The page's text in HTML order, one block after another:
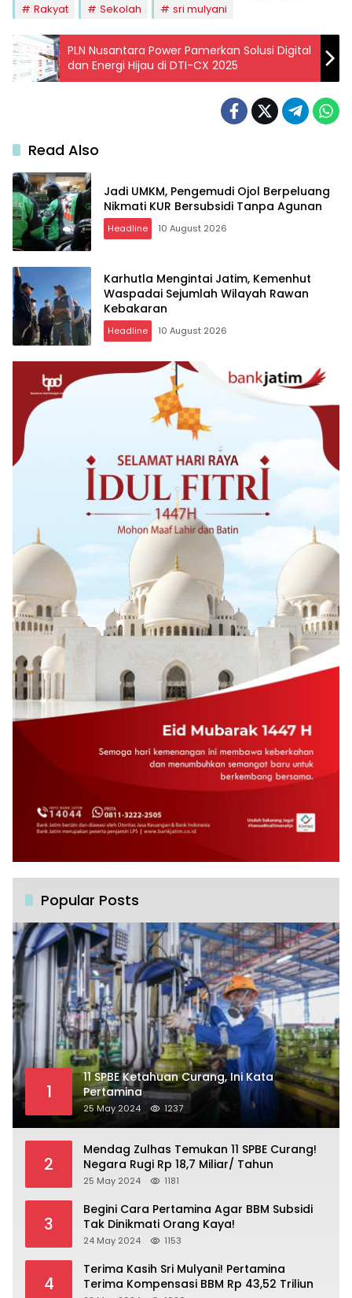
Rakyat
Sekolah sri mulyani
PLN Nusantara Power Pamerkan Solusi Digital
dan Energi Hijau di DTI-CX 2025
Read Also
Jadi UMKM, Pengemudi Ojol Berpeluang
Nikmati KUR Bersubsidi Tanpa Agunan
Headline 10 August 2026
Karhutla Mengintai Jatim, Kemenhut
Waspadai Sejumlah Wilayah Rawan
Kebakaran
Headline 10 August 2026
Popular Posts
1
11 SPBE Ketahuan Curang, Ini Kata
Pertamina
25 May 2024 1237
2
Mendag Zulhas Temukan 11 SPBE Curang!
Negara Rugi Rp 18,7 Miliar/ Tahun
25 May 2024 1181
3
Begini Cara Pertamina Agar BBM Subsidi
Tak Dinikmati Orang Kaya!
24 May 2024 1153
4
Terima Kasih Sri Mulyani! Pertamina
Terima Kompensasi BBM Rp 43,52 Triliun